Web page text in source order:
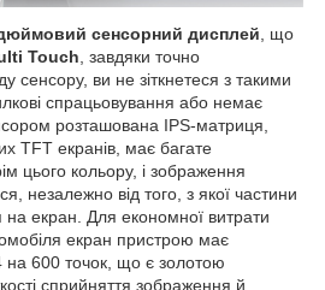
сенсорний дисплей , що
Touch , завдяки точно
сенсору, ви не зіткнетеся з такими
спрацьовування або немає
розташована IPS-матриця,
TFT екранів, має багате
цього кольору, і зображення
незалежно від того, з якої частини
на екран. Для економної витрати
екран пристрою має
на 600 точок, що є золотою
сприйняття зображення й